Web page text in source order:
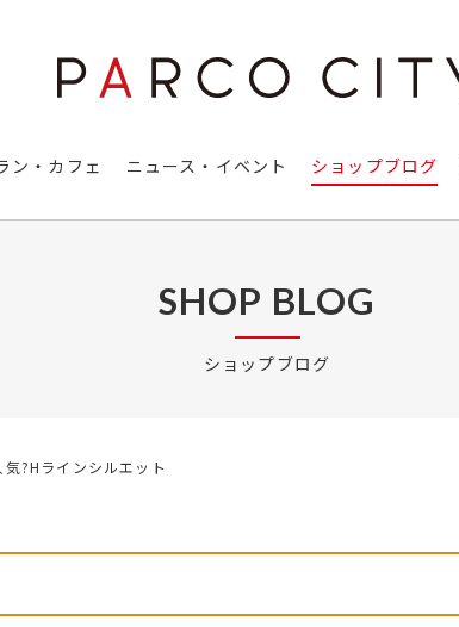
ン・カフェ ニュース・イベント ショップブログ
SHOP BLOG
ショップブログ
?Hラインシルエット